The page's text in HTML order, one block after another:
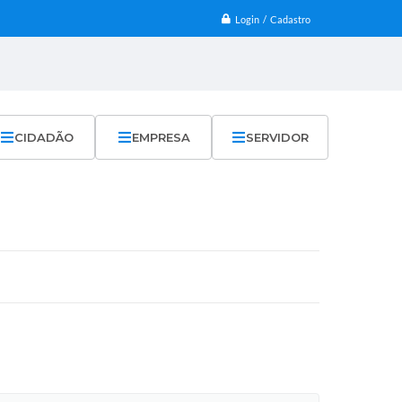
Login / Cadastro
CIDADÃO EMPRESA SERVIDOR